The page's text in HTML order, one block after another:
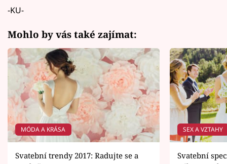
-KU-
Mohlo by vás také zajímat:
MÓDA A KRÁSA
Svatební trendy 2017: Radujte se a
SEX A VZTAHY
Svatební